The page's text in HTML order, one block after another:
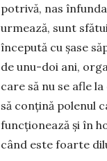
potrivă, nas
urmează, sunt
începută cu șase
de unu-doi ani,
care să nu se afle
să conțină pole­nul
funcțio­nează și în
când este foarte